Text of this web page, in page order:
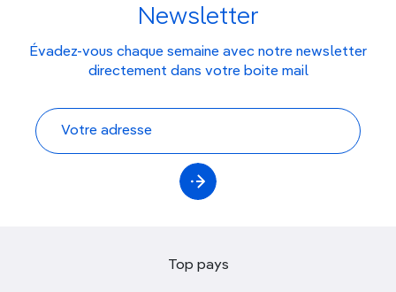
Newsletter
Évadez-vous chaque semaine avec notre newsletter
directement dans votre boite mail
Top pays